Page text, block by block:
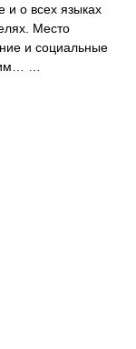
и о всех языках
Место
и социальные
…